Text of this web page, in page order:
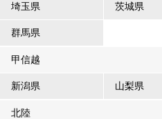
埼玉県 茨城県
群馬県
甲信越
新潟県 山梨県
北陸